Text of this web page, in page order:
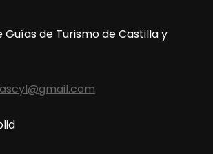
Guías de Turismo de Castilla y